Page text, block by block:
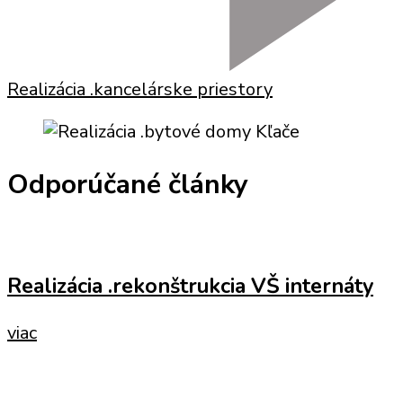
Realizácia .kancelárske priestory
Odporúčané články
Realizácia .rekonštrukcia VŠ internáty
viac